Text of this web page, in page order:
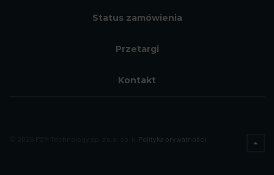
Status zamówienia
Przetargi
Kontakt
Polityka prywatności.